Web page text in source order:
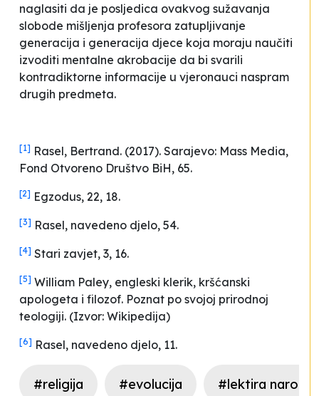
naglasiti da je posljedica ovakvog sužavanja
slobode mišljenja profesora zatupljivanje
generacija i generacija djece koja moraju naučiti
izvoditi mentalne akrobacije da bi svarili
kontradiktorne informacije u vjeronauci naspram
drugih predmeta.
[1] Rasel, Bertrand. (2017). Sarajevo: Mass Media,
Fond Otvoreno Društvo BiH, 65.
[2] Egzodus, 22, 18.
[3] Rasel, navedeno djelo, 54.
[4] Stari zavjet, 3, 16.
[5] William Paley, engleski klerik, kršćanski
apologeta i filozof. Poznat po svojoj prirodnoj
teologiji. (Izvor: Wikipedija)
[6] Rasel, navedeno djelo, 11.
#religija #evolucija #lektira narodu